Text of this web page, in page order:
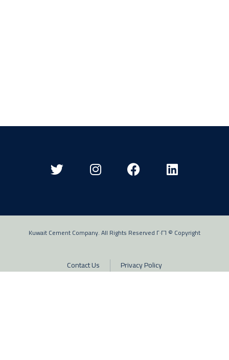
Copyright © ٢٠٢٦ Kuwait Cement Company. All Rights Reserved
Contact Us Privacy Policy